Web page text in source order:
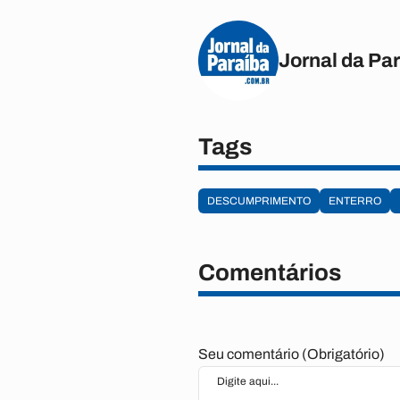
Jornal da
Tags
DESCUMPRIMENTO ENTERRO
Comentários
Seu comentário (Obrigatório)